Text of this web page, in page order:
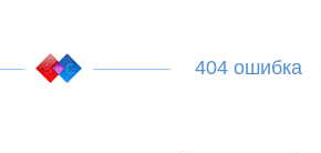
404 ошибка